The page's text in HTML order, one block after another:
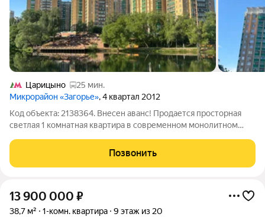
Царицыно
25 мин.
Микрорайон «Загорье», 4 квартал 2012
Код объекта: 2138364. Внесен аванс! Продается просторная
светлая 1 комнатная квартира в современном монолитном
Просторные дворы, игровые и спортивные площадки, на
территории ЖК школа и 2 детских сада,
Позвонить
13 900 000 ₽
38,7 м² 1-комн. квартира 9 этаж из 20